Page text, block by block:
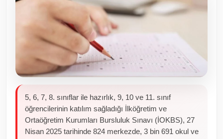
Kamu Kurumları ve Üst Kurullar
Resmi Reklamlar
5, 6, 7, 8. sınıflar ile hazırlık, 9, 10 ve 11. sınıf
öğrencilerinin katılım sağladığı İlköğretim ve
Ortaöğretim Kurumları Bursluluk Sınavı (İOKBS), 27
Nisan 2025 tarihinde 824 merkezde, 3 bin 691 okul ve